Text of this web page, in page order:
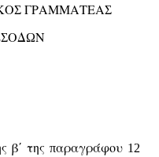
Σ ΓΡΑΜΜΑΤΕΑΣ
ΣΟΔΩΝ
β΄ της παραγράφου 12